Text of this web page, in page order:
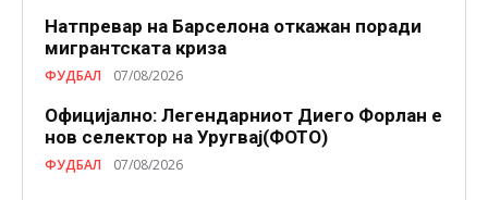
Натпревар на Барселона откажан поради
мигрантската криза
ФУДБАЛ 07/08/2026
Официјално: Легендарниот Диего Форлан е
нов селектор на Уругвај(ФОТО)
ФУДБАЛ 07/08/2026